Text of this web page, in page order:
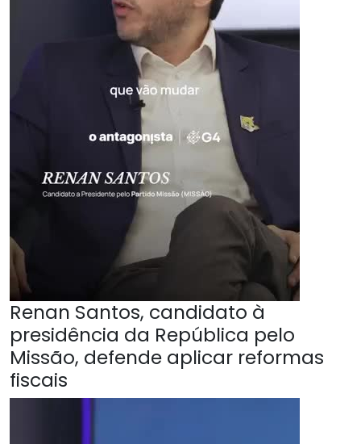
Renan Santos, candidato à
presidência da República pelo
Missão, defende aplicar reformas
fiscais